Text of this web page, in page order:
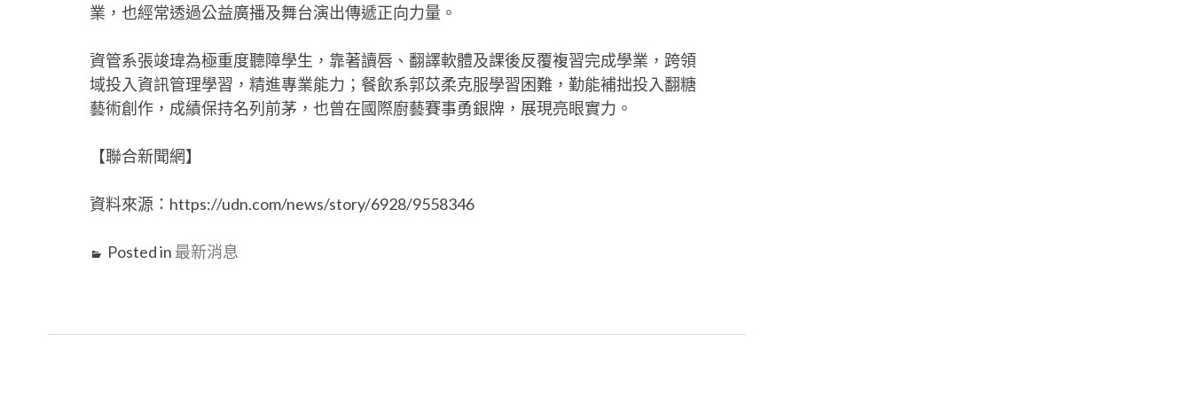
業，也經常透過公益廣播及舞台演出傳遞正向力量。
資管系張竣瑋為極重度聽障學生，靠著讀唇、翻譯軟體及課後反覆複習完成學業，跨領
域投入資訊管理學習，精進專業能力；餐飲系郭苡柔克服學習困難，勤能補拙投入翻糖
藝術創作，成績保持名列前茅，也曾在國際廚藝賽事勇銀牌，展現亮眼實力。
【聯合新聞網】
資料來源：https://udn.com/news/story/6928/9558346
Posted in 最新消息